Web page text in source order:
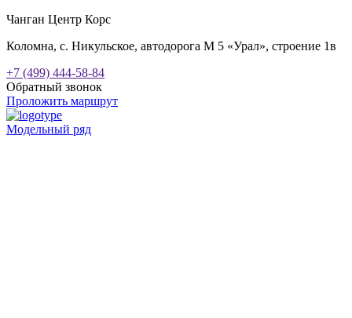
Чанган Центр Корс
Коломна, с. Никульское, автодорога М 5 «Урал», строение 1в
+7 (499) 444-58-84
Обратный звонок
Проложить маршрут
Модельный ряд